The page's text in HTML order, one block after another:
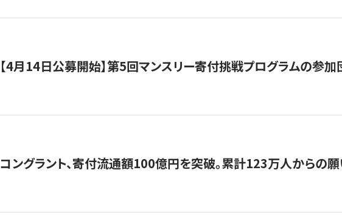
【4月14日公募開始】第5回マンスリー寄付挑戦プログラムの参
コングラント、寄付流通額100億円を突破。累計123万人からの